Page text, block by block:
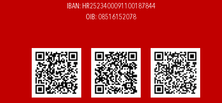
IBAN: HR2523400091100187844
OIB: 08516152078